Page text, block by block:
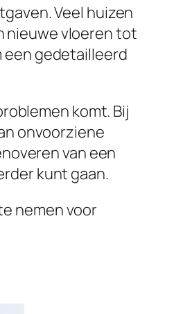
Veel huizen
nieuwe vloeren tot
een gedetailleerd
komt. Bij
onvoorziene
van een
kunt gaan.
nemen voor